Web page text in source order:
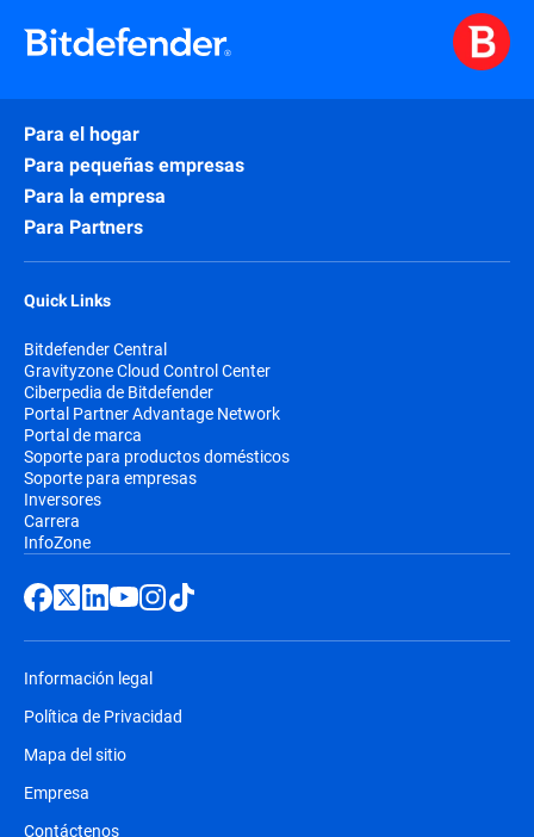
Para el hogar
Para pequeñas empresas
Para la empresa
Para Partners
Quick Links
Bitdefender Central
Gravityzone Cloud Control Center
Ciberpedia de Bitdefender
Portal Partner Advantage Network
Portal de marca
Soporte para productos domésticos
Soporte para empresas
Inversores
Carrera
InfoZone
Información legal
Política de Privacidad
Mapa del sitio
Empresa
Contáctenos